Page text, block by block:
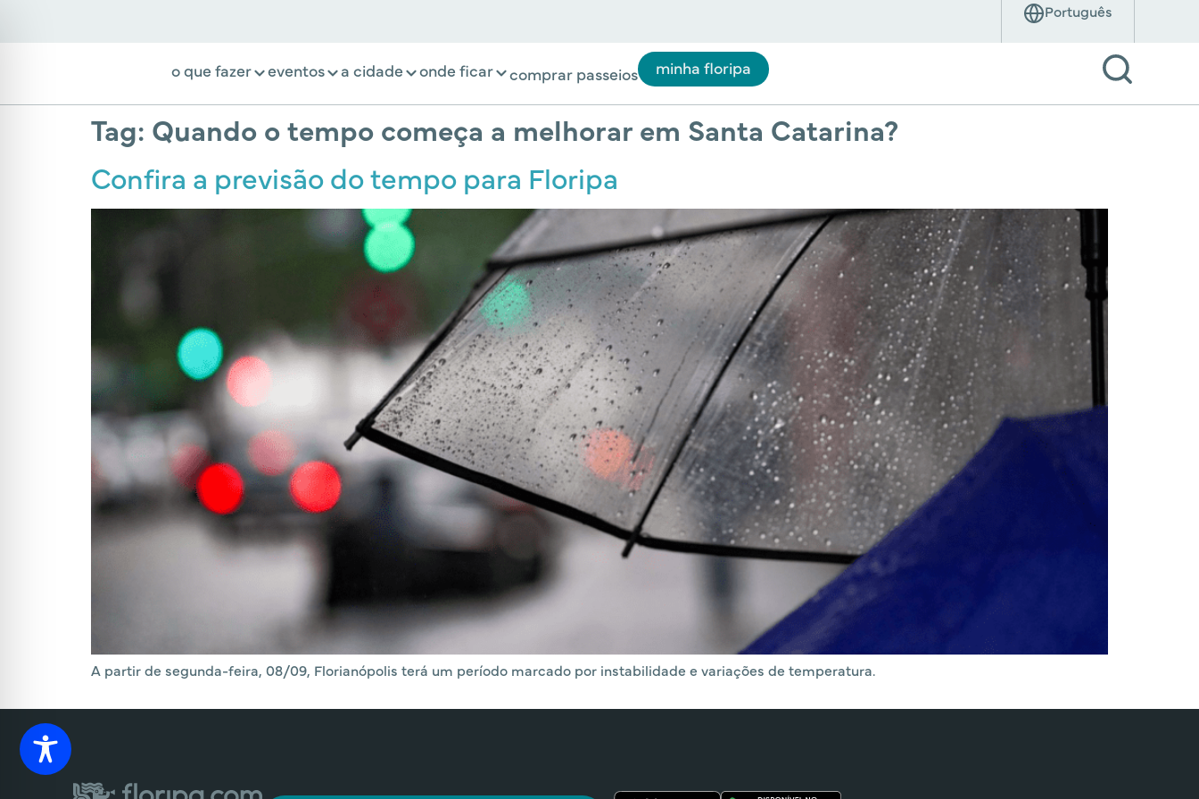
o que fazer eventos a cidade onde ficar comprar passeios minha floripa
Tag: Quando o tempo começa a melhorar em Santa Catarina?
Confira a previsão do tempo para Floripa
A partir de segunda-feira, 08/09, Florianópolis terá um período marcado por instabilidade e variações de temperatura.